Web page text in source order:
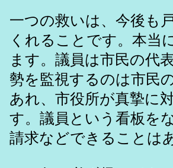
一つの救いは、今後も
くれることです。本当
ます。議員は市民の代
勢を監視するのは市民
あれ、市役所が真摯に
す。議員という看板を
請求などできることは